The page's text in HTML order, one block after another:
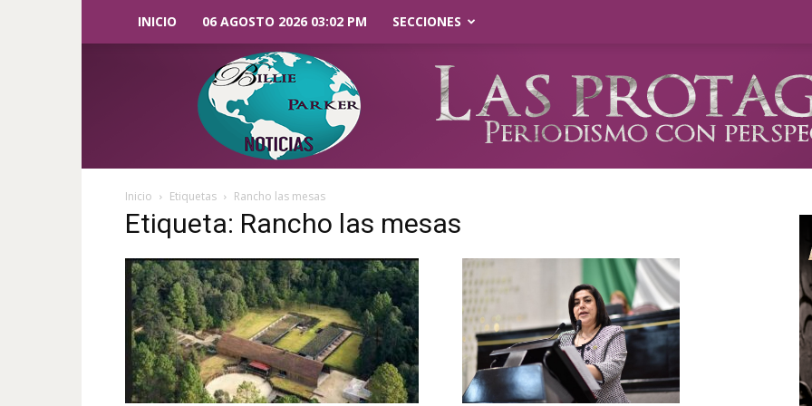
INICIO 06 AGOSTO 2026 03:02 PM SECCIONES
Parker
Noticias
Inicio Etiquetas Rancho las mesas
Etiqueta: Rancho las mesas